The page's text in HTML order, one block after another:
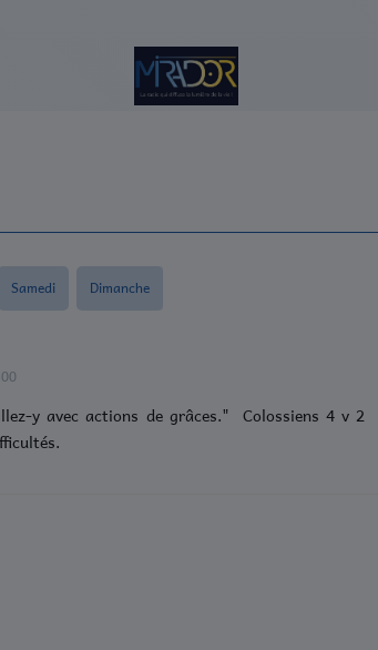
Samedi Dimanche
y avec actions de grâces." Colossiens 4 v 2